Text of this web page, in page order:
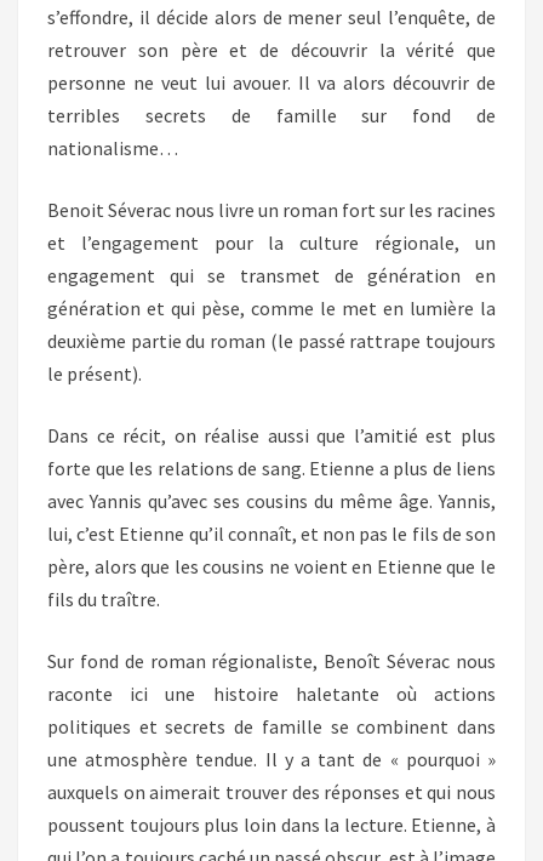
s’effondre, il décide alors de mener seul l’enquête, de
retrouver son père et de découvrir la vérité que
personne ne veut lui avouer. Il va alors découvrir de
terribles secrets de famille sur fond de
nationalisme…
Benoit Séverac nous livre un roman fort sur les racines
et l’engagement pour la culture régionale, un
engagement qui se transmet de génération en
génération et qui pèse, comme le met en lumière la
deuxième partie du roman (le passé rattrape toujours
le présent).
Dans ce récit, on réalise aussi que l’amitié est plus
forte que les relations de sang. Etienne a plus de liens
avec Yannis qu’avec ses cousins du même âge. Yannis,
lui, c’est Etienne qu’il connaît, et non pas le fils de son
père, alors que les cousins ne voient en Etienne que le
fils du traître.
Sur fond de roman régionaliste, Benoît Séverac nous
raconte ici une histoire haletante où actions
politiques et secrets de famille se combinent dans
une atmosphère tendue. Il y a tant de « pourquoi »
auxquels on aimerait trouver des réponses et qui nous
poussent toujours plus loin dans la lecture. Etienne, à